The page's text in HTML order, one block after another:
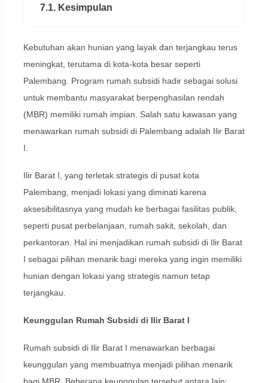
7.1. Kesimpulan
Kebutuhan akan hunian yang layak dan terjangkau terus
meningkat, terutama di kota-kota besar seperti
Palembang. Program rumah subsidi hadir sebagai solusi
untuk membantu masyarakat berpenghasilan rendah
(MBR) memiliki rumah impian. Salah satu kawasan yang
menawarkan rumah subsidi di Palembang adalah Ilir Barat
I.
Ilir Barat I, yang terletak strategis di pusat kota
Palembang, menjadi lokasi yang diminati karena
aksesibilitasnya yang mudah ke berbagai fasilitas publik,
seperti pusat perbelanjaan, rumah sakit, sekolah, dan
perkantoran. Hal ini menjadikan rumah subsidi di Ilir Barat
I sebagai pilihan menarik bagi mereka yang ingin memiliki
hunian dengan lokasi yang strategis namun tetap
terjangkau.
Keunggulan Rumah Subsidi di Ilir Barat I
Rumah subsidi di Ilir Barat I menawarkan berbagai
keunggulan yang membuatnya menjadi pilihan menarik
bagi MBR. Beberapa keunggulan tersebut antara lain: